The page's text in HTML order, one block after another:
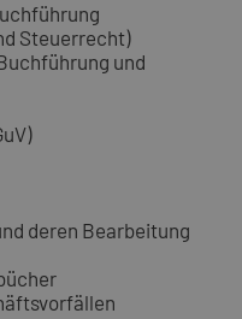
Steuerrecht)
und
deren Bearbeitung